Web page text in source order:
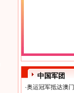
中国军团
·奥运冠军抵达澳